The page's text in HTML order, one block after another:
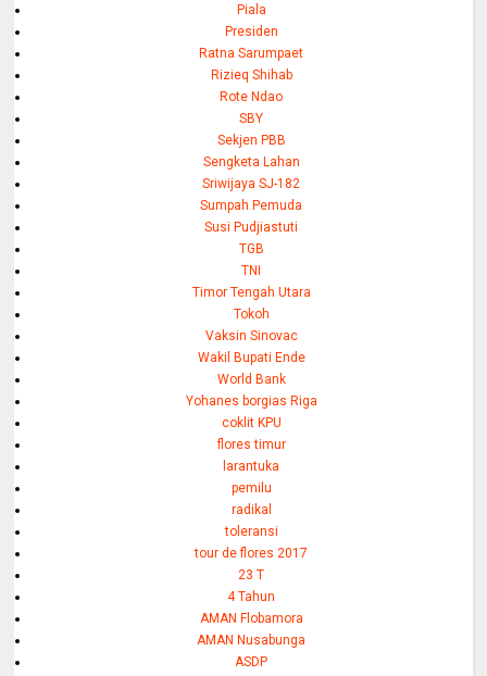
Piala
Presiden
Ratna Sarumpaet
Rizieq Shihab
Rote Ndao
SBY
Sekjen PBB
Sengketa Lahan
Sriwijaya SJ-182
Sumpah Pemuda
Susi Pudjiastuti
TGB
TNI
Timor Tengah Utara
Tokoh
Vaksin Sinovac
Wakil Bupati Ende
World Bank
Yohanes borgias Riga
coklit KPU
flores timur
larantuka
pemilu
radikal
toleransi
tour de flores 2017
23 T
4 Tahun
AMAN Flobamora
AMAN Nusabunga
ASDP